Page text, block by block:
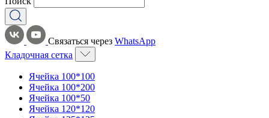
Связаться через WhatsApp
Кладочная сетка
Ячейка 100*100
Ячейка 100*200
Ячейка 100*50
Ячейка 120*120